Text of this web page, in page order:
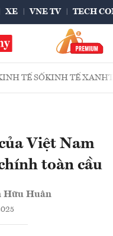
XE VNE TV TECH
TẾ SỐKINH TẾ XANH
Việt Nam
toàn cầu
Hữu Huân